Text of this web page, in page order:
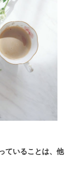
ていることは、他